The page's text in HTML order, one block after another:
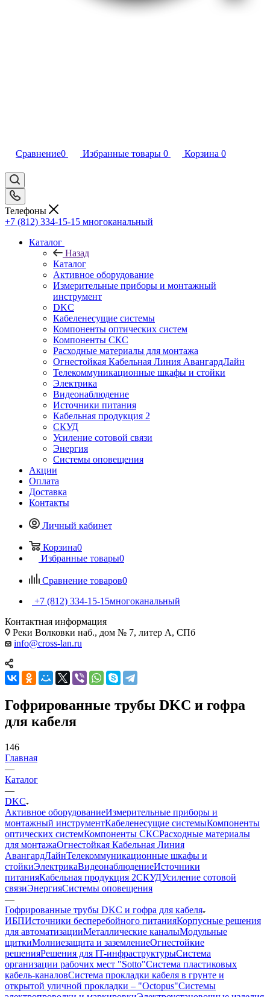
Сравнение0 Избранные товары 0 Корзина 0
Телефоны
+7 (812) 334-15-15 многоканальный
Каталог
Назад
Каталог
Активное оборудование
Измерительные приборы и монтажный
инструмент
DKC
Кабеленесущие системы
Компоненты оптических систем
Компоненты СКС
Расходные материалы для монтажа
Огнестойкая Кабельная Линия АвангардЛайн
Телекоммуникационные шкафы и стойки
Электрика
Видеонаблюдение
Источники питания
Кабельная продукция 2
СКУД
Усиление сотовой связи
Энергия
Системы оповещения
Акции
Оплата
Доставка
Контакты
Личный кабинет
Корзина0
Избранные товары0
Сравнение товаров0
+7 (812) 334-15-15многоканальный
Контактная информация
Реки Волковки наб., дом № 7, литер А, СПб
info@cross-lan.ru
Гофрированные трубы DKC и гофра
для кабеля
146
Главная
—
Каталог
—
DKC
Активное оборудованиеИзмерительные приборы и
монтажный инструментКабеленесущие системыКомпоненты
оптических системКомпоненты СКСРасходные материалы
для монтажаОгнестойкая Кабельная Линия
АвангардЛайнТелекоммуникационные шкафы и
стойкиЭлектрикаВидеонаблюдениеИсточники
питанияКабельная продукция 2СКУДУсиление сотовой
связиЭнергияСистемы оповещения
—
Гофрированные трубы DKC и гофра для кабеля
ИБПИсточники бесперебойного питанияКорпусные решения
для автоматизацииМеталлические каналыМодульные
щиткиМолниезащита и заземлениеОгнестойкие
решенияРешения для IT-инфраструктурыСистема
организации рабочих мест "Sotto"Система пластиковых
кабель-каналовСистема прокладки кабеля в грунте и
открытой уличной прокладки – "Octopus"Системы